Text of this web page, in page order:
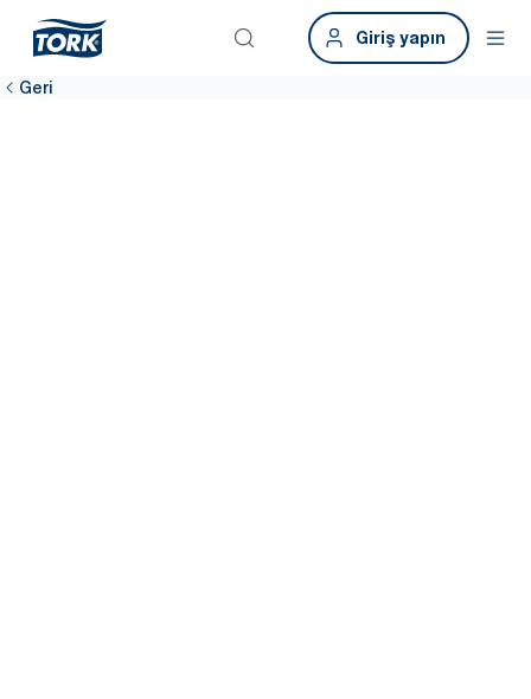
Giriş yapın
Geri